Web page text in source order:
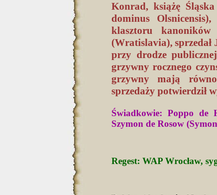
Konrad, książę
dominus
klasztoru
(Wratislavia), sprzedał
przy drodze
grzywny rocznego
grzywny mają
sprzedaży potwierdził
Świadkowie: Poppo de
Szymon de Rosow
Regest: WAP Wrocław,